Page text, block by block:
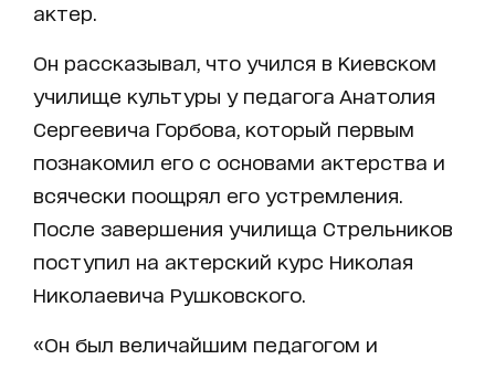
актер.
Он рассказывал, что учился в Киевском
училище культуры у педагога Анатолия
Сергеевича Горбова, который первым
познакомил его с основами актерства и
всячески поощрял его устремления.
После завершения училища Стрельников
поступил на актерский курс Николая
Николаевича Рушковского.
«Он был величайшим педагогом и